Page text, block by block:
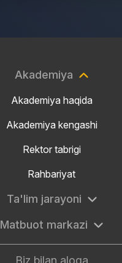
Akademiya
Akademiya haqida
Akademiya kengashi
Rektor tabrigi
Rahbariyat
Ta'lim jarayoni
Matbuot markazi